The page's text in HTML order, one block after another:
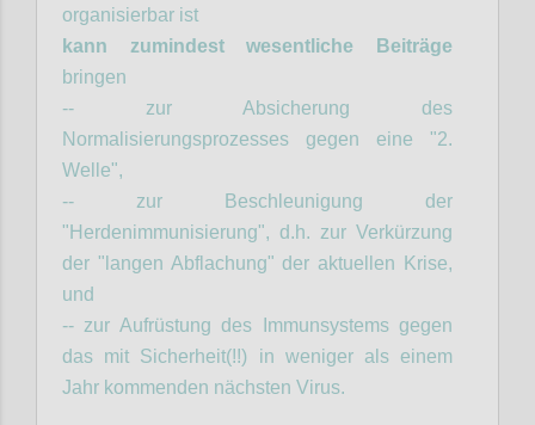
organisierbar ist
kann zumindest wesentliche Beiträge
bringen
-- zur Absicherung des
Normalisierungsprozesses gegen eine "2.
Welle",
-- zur Beschleunigung der
"Herdenimmunisierung", d.h. zur Verkürzung
der "langen Abflachung" der aktuellen Krise,
und
-- zur Aufrüstung des Immunsystems gegen
das mit Sicherheit(!!) in weniger als einem
Jahr kommenden nächsten Virus.